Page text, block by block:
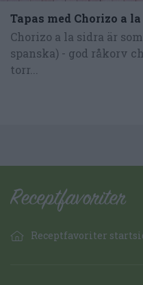
Tapas med Chorizo a
Chorizo a la sidra är
spanska) - god råkorv
torr...
Receptfavoriter